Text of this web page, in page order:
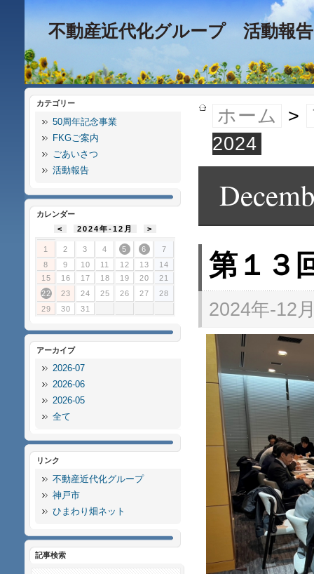
不動産近代化グループ 活動報告
ホーム >
2024
第１３
2024年-12
カテゴリー
50周年記念事業
FKGご案内
ごあいさつ
活動報告
カレンダー
<
2024年-12月 >
1 2 3 4 5 6
7
8
9 10 11 12 13
14
15
16 17 18 19 20
21
22
23 24 25 26 27
28
29
30 31
アーカイブ
2026-07
2026-06
2026-05
全て
リンク
不動産近代化グループ
神戸市
ひまわり畑ネット
記事検索